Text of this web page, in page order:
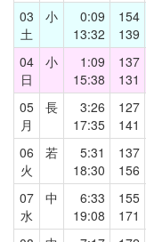
03
土
小
0:09
13:32
154
139
04
日
小
1:09
15:38
137
131
05
月
長
3:26
17:35
127
141
06
火
若
5:31
18:30
137
156
07
水
中
6:33
19:08
155
171